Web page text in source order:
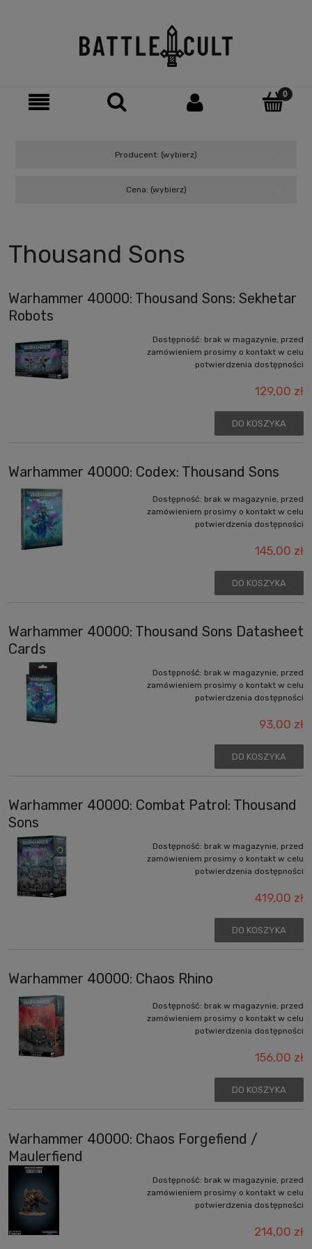
Producent: (wybierz)
Cena: (wybierz)
Thousand Sons
Warhammer 40000: Thousand Sons: Sekhetar
Robots
Dostępność: brak w magazynie, przed
zamówieniem prosimy o kontakt w celu
potwierdzenia dostępności
129,00 zł
DO KOSZYKA
Warhammer 40000: Codex: Thousand Sons
Dostępność: brak w magazynie, przed
zamówieniem prosimy o kontakt w celu
potwierdzenia dostępności
145,00 zł
DO KOSZYKA
Warhammer 40000: Thousand Sons Datasheet
Cards
Dostępność: brak w magazynie, przed
zamówieniem prosimy o kontakt w celu
potwierdzenia dostępności
93,00 zł
DO KOSZYKA
Warhammer 40000: Combat Patrol: Thousand
Sons
Dostępność: brak w magazynie, przed
zamówieniem prosimy o kontakt w celu
potwierdzenia dostępności
419,00 zł
DO KOSZYKA
Warhammer 40000: Chaos Rhino
Dostępność: brak w magazynie, przed
zamówieniem prosimy o kontakt w celu
potwierdzenia dostępności
156,00 zł
DO KOSZYKA
Warhammer 40000: Chaos Forgefiend /
Maulerfiend
Dostępność: brak w magazynie, przed
zamówieniem prosimy o kontakt w celu
potwierdzenia dostępności
214,00 zł